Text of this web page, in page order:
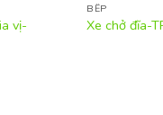
vị-
BẾP
Xe chở đĩa-